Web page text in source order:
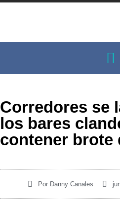
Corredores se
los bares
contener brote
Por Danny Canales